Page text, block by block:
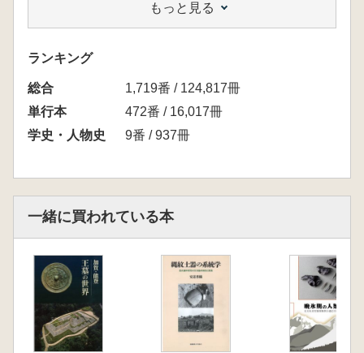
経世済民の学としての民俗学へ
2 柳田國男が集めた考古資料
柳田國男旧蔵考古資料とは? 収集の経緯
柳田國男はどんな考古資料を収集したのか
柳田考古遺物の採集地はどこか? ほか
3 なぜ柳田國男は考古資料を収集したのか
お雇い外国人の活躍と一八八〇年代の「日本
人種論」
古代史学者喜田貞吉の日本民族論と柳田國男
鳥居龍蔵の固有日本人論 日本民族の起源と
弥生土器の系譜
形質人類学者による日本人種論 ほか
4 柳田民俗学の形成と考古学批判
柳田國男はなぜ考古学を批判し、考古学と決
もっと見る
ランキング
総合
1,719番 / 124,817冊
単行本
472番 / 16,017冊
学史・人物史
9番 / 937冊
一緒に買われている本